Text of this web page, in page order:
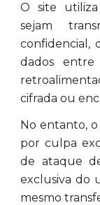
O site
sejam
confidencial,
dados
cifrada ou
No entanto, o
por culpa
de ataque
exclusiva do
mesmo